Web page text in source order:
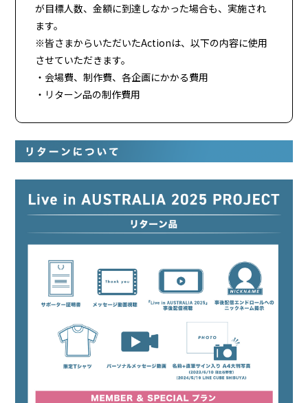
が目標人数、金額に到達しなかった場合も、実施され
ます。
※皆さまからいただいたActionは、以下の内容に使用
させていただきます。
・会場費、制作費、各企画にかかる費用
・リターン品の制作費用